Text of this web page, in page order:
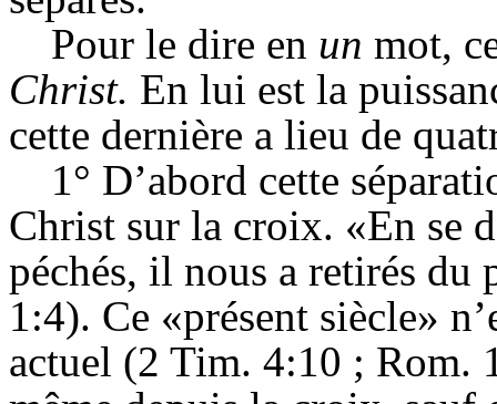
Pour le dire en un mot,
Christ. En lui est la
cette dernière a lieu de
1° D’abord cette
Christ sur la croix. «En se
péchés, il nous a retirés du
1:4). Ce «présent siècle»
actuel (2 Tim. 4:10 ; Rom.